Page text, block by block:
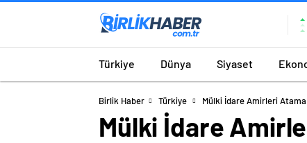
Türkiye Dünya Siyaset
Birlik Haber Türkiye Mülki İdare Amirleri Atama
Mülki İdare